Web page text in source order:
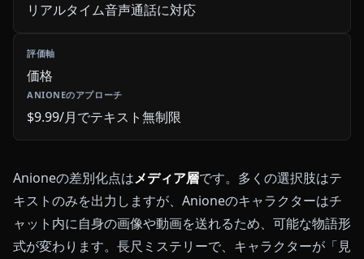
リアルタイム音声通話に対応
価格
$9.99/月でテキスト無制限
Anioneの差別化点はメディア層です。多くの選択肢はテ
キストのみを出力しますが、Anioneのキャラクターはチ
ャット内に自身の画像や動画を送れるため、可能な物語形
式が変わります。長尺ミステリーで、キャラクターが「見